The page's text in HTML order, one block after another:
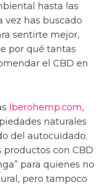
hasta las
vez has buscado
sentirte mejor,
por qué tantas
el CBD en
Iberohemp.com,
naturales
del autocuidado.
productos con CBD
para quienes no
pero tampoco